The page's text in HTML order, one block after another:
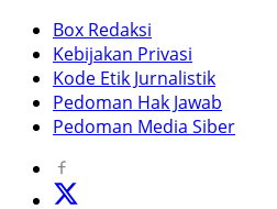
Box Redaksi
Kebijakan Privasi
Kode Etik Jurnalistik
Pedoman Hak Jawab
Pedoman Media Siber